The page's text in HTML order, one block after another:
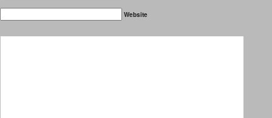
Website